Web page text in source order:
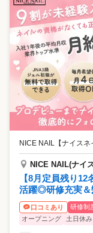
NICE NAIL【ナイスネ
NICE NAIL(ナイ
【8月定員残り
活躍◎研修充実＆
口コミあり 研修制
オープニング
土日休み